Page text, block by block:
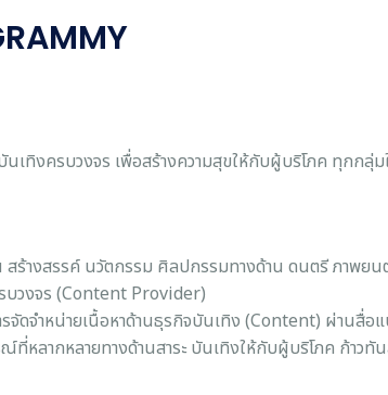
เทิงครบวงจร เพื่อสร้างความสุขให้กับผู้บริโภค ทุกกลุ่
ร้างสรรค์ นวัตกรรม ศิลปกรรมทางด้าน ดนตรี ภาพยน
บวงจร (Content Provider)
จัดจำหน่ายเนื้อหาด้านธุรกิจบันเทิง (Content) ผ่านสื่
ที่หลากหลายทางด้านสาระ บันเทิงให้กับผู้บริโภค ก้าว